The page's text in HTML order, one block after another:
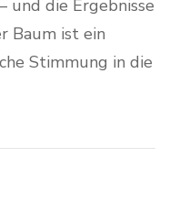
und die Ergebnisse
Baum ist ein
Stimmung in die